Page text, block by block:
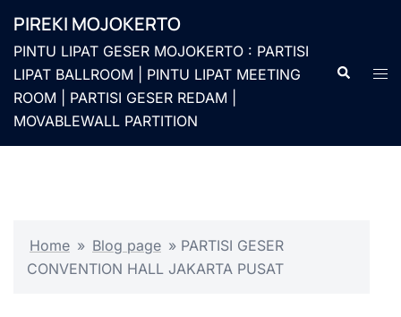
kePIREKI MOJOKERTO
PINTU LIPAT GESER MOJOKERTO : PARTISI
LIPAT BALLROOM | PINTU LIPAT MEETING
ROOM | PARTISI GESER REDAM |
MOVABLEWALL PARTITION
Cari
Home » Blog page » PARTISI GESER
CONVENTION HALL JAKARTA PUSAT